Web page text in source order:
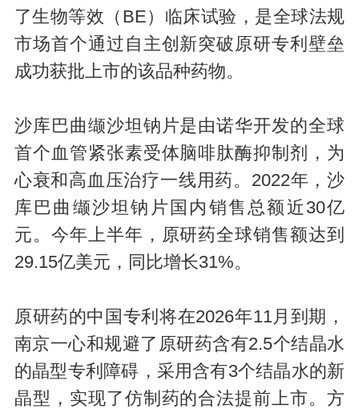
了生物等效（BE）临床试验，是全球法规
市场首个通过自主创新突破原研专利壁垒
成功获批上市的该品种药物。
沙库巴曲缬沙坦钠片是由诺华开发的全球
首个血管紧张素受体脑啡肽酶抑制剂，为
心衰和高血压治疗一线用药。2022年，沙
库巴曲缬沙坦钠片国内销售总额近30亿
元。今年上半年，原研药全球销售额达到
29.15亿美元，同比增长31%。
原研药的中国专利将在2026年11月到期，
南京一心和规避了原研药含有2.5个结晶水
的晶型专利障碍，采用含有3个结晶水的新
晶型，实现了仿制药的合法提前上市。方